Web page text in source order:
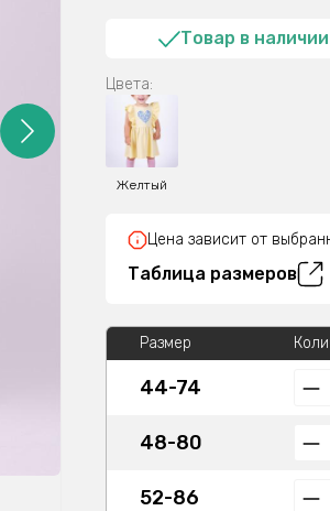
Товар в наличии
Цвета:
Желтый
Цена зависит от
Таблица размеров
Размер
44-74
48-80
52-86